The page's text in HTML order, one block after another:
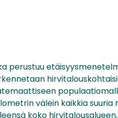
perustuu
välein kaikkia suuria
koko